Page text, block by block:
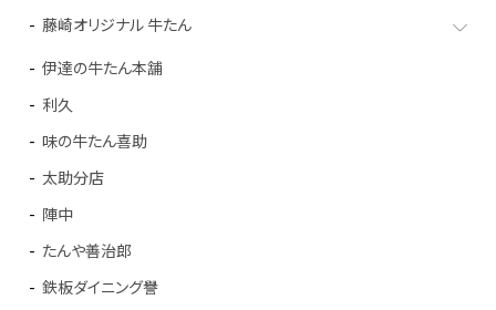
藤崎オリジナル 牛たん
伊達の牛たん本舗
利久
味の牛たん喜助
太助分店
陣中
たんや善治郎
鉄板ダイニング譽